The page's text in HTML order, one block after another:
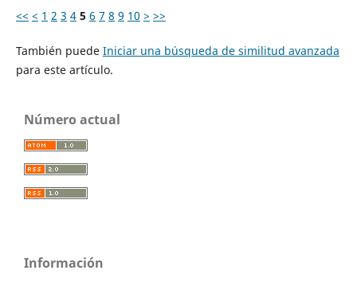
<< < 1 2 3 4 5 6 7 8 9 10 > >>
También puede Iniciar una búsqueda de similitud avanzada
para este artículo.
Número actual
Información